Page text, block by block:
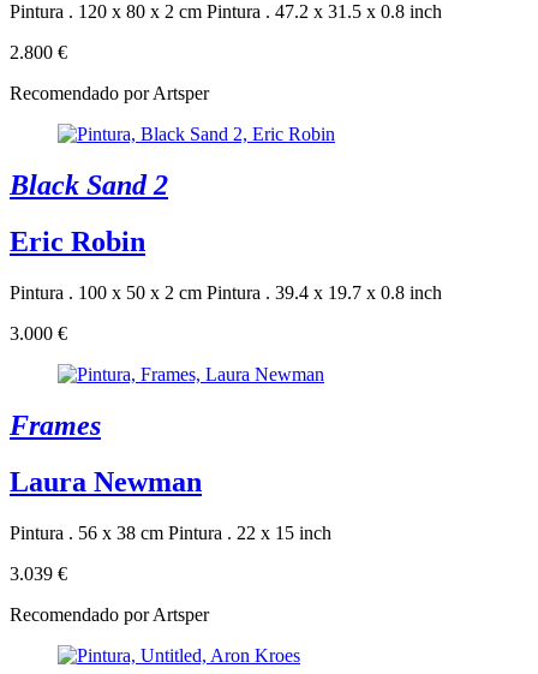
Pintura . 120 x 80 x 2 cm Pintura . 47.2 x 31.5 x 0.8 inch
2.800 €
Recomendado por Artsper
Black Sand 2
Eric Robin
Pintura . 100 x 50 x 2 cm Pintura . 39.4 x 19.7 x 0.8 inch
3.000 €
Frames
Laura Newman
Pintura . 56 x 38 cm Pintura . 22 x 15 inch
3.039 €
Recomendado por Artsper